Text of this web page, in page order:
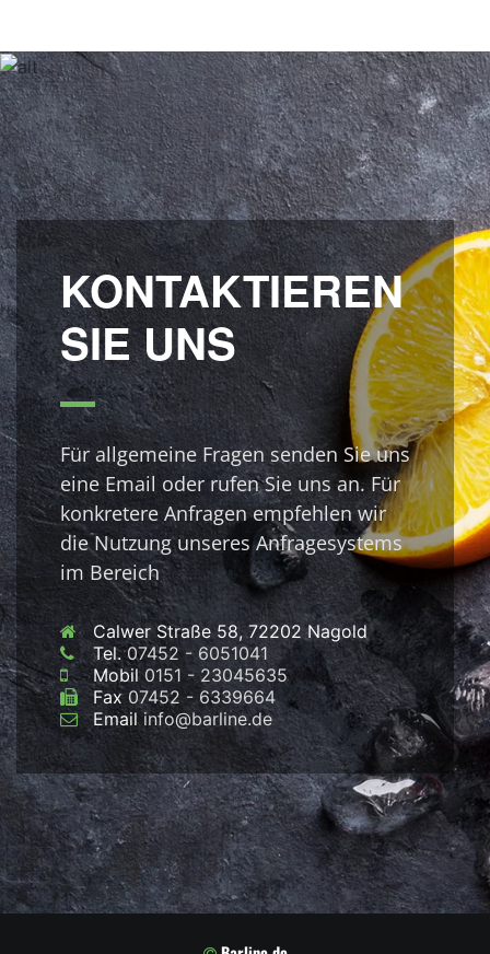
KONTAKTIEREN
SIE UNS
Für allgemeine Fragen senden Sie uns
eine Email oder rufen Sie uns an. Für
konkretere Anfragen empfehlen wir
die Nutzung unseres Anfragesystems
im Bereich
Calwer Straße 58, 72202 Nagold
Tel.07452 - 6051041
Mobil 0151 - 23045635
Fax 07452 - 6339664
Emailinfo@barline.de